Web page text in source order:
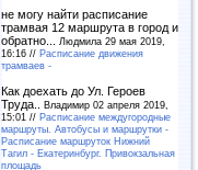
не могу найти расписание
трамвая 12 маршрута в город и
обратно...
Людмила 29 мая 2019,
16:16 // Расписание движения
трамваев -
Как доехать до Ул. Героев
Труда.. Владимир 02 апреля 2019,
15:01 // Расписание междугородные
маршруты. Автобусы и маршрутки -
Расписание маршруток Нижний
Тагил - Екатеринбург. Привокзальная
площадь